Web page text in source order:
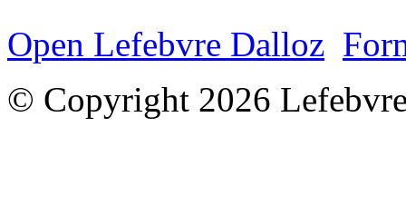
Open Lefebvre Dalloz
© Copyright 2026